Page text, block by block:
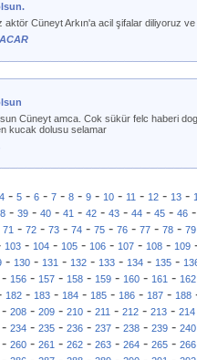
aktör Cüneyt Arkın'a acil şifalar diliyoruz
Cüneyt amca. Cok sükür felc haberi
kucak dolusu selamar
4- 5- 6- 7- 8- 9- 10- 11- 12- 13-
- 39- 40- 41- 42- 43- 44- 45- 46
71 - 72 - 73 - 74 - 75 - 76 - 77 - 78 - 79
103 - 104 - 105 - 106 - 107 - 108 - 109
- 130 - 131 - 132 - 133 - 134 - 135 -
156- 157- 158- 159- 160- 161- 162
182 - 183 - 184 - 185 - 186 - 187 - 188
- 208 - 209 - 210 - 211 - 212 - 213 - 214
234- 235- 236- 237- 238- 239- 240
260- 261- 262- 263- 264- 265- 266